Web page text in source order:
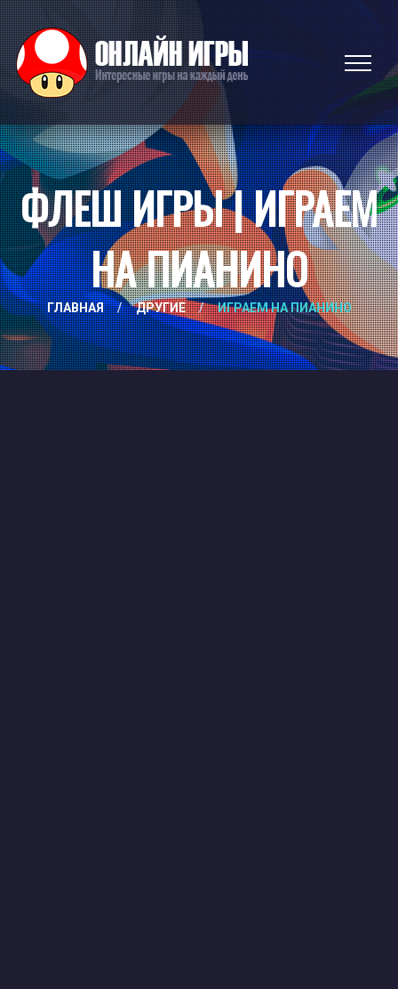
ФЛЕШ ИГРЫ | ИГРАЕМ
НА ПИАНИНО
ГЛАВНАЯ / ДРУГИЕ / ИГРАЕМ НА ПИАНИНО